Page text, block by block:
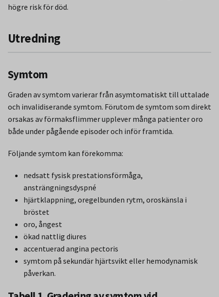
högre risk för död.
Utredning
Symtom
Graden av symtom varierar från asymtomatiskt till uttalade
och invalidiserande symtom. Förutom de symtom som direkt
orsakas av förmaksflimmer upplever många patienter oro
både under pågående episoder och inför framtida.
Följande symtom kan förekomma:
nedsatt fysisk prestationsförmåga,
ansträngningsdyspné
hjärtklappning, oregelbunden rytm, oroskänsla i
bröstet
oro, ångest
ökad nattlig diures
accentuerad angina pectoris
symtom på sekundär hjärtsvikt eller hemodynamisk
påverkan.